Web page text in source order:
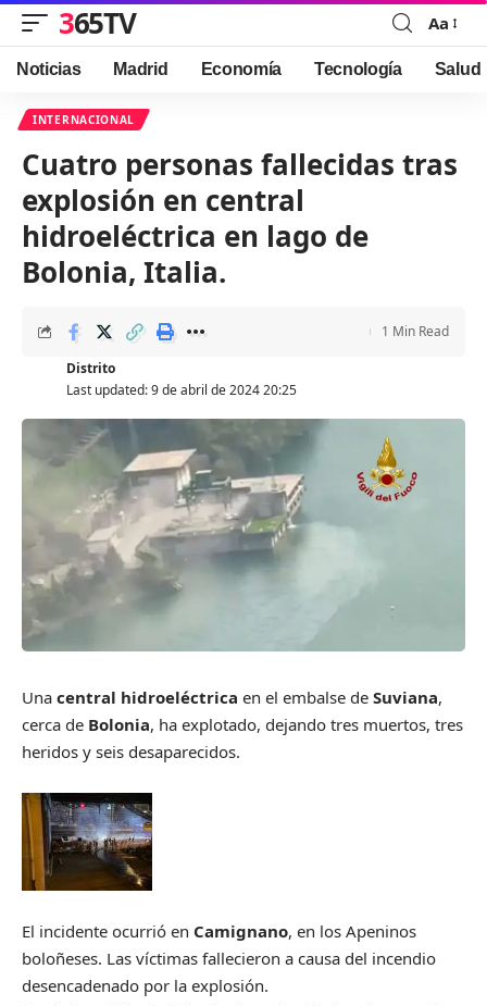
365TV
Font
Resizer
Aa
Noticias Madrid Economía Tecnología Salud
INTERNACIONAL
Cuatro personas fallecidas tras
explosión en central
hidroeléctrica en lago de
Bolonia, Italia.
Last updated: 9 de abril de 2024 20:25
Distrito
1 Min Read
Una central hidroeléctrica en el embalse de Suviana,
cerca de Bolonia, ha explotado, dejando tres muertos, tres
heridos y seis desaparecidos.
El incidente ocurrió en Camignano, en los Apeninos
boloñeses. Las víctimas fallecieron a causa del incendio
desencadenado por la explosión.